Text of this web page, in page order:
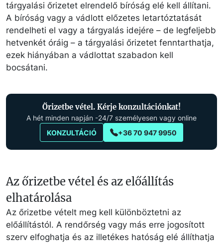
tárgyalási őrizetet elrendelő bíróság elé kell állítani.
A bíróság vagy a vádlott előzetes letartóztatását
rendelheti el vagy a tárgyalás idejére – de legfeljebb
hetvenkét óráig – a tárgyalási őrizetet fenntarthatja,
ezek hiányában a vádlottat szabadon kell
bocsátani.
Őrizetbe vétel. Kérje konzultációnkat!
A hét minden napján -24/7 személyesen vagy online
+36 70 947 9950
KONZULTÁCIÓ
Az őrizetbe vétel és az előállítás
elhatárolása
Az őrizetbe vételt meg kell különböztetni az
előállítástól. A rendőrség vagy más erre jogosított
szerv elfoghatja és az illetékes hatóság elé állíthatja